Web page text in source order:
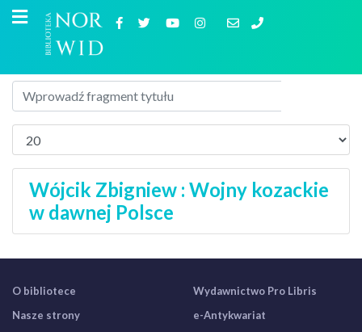
Wójcik Zbigniew : Wojny kozackie
w dawnej Polsce
O bibliotece
Nasze strony
Wydawnictwo Pro Libris
e-Antykwariat